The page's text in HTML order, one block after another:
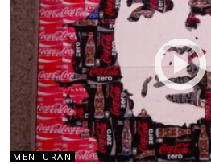
MENTURAN